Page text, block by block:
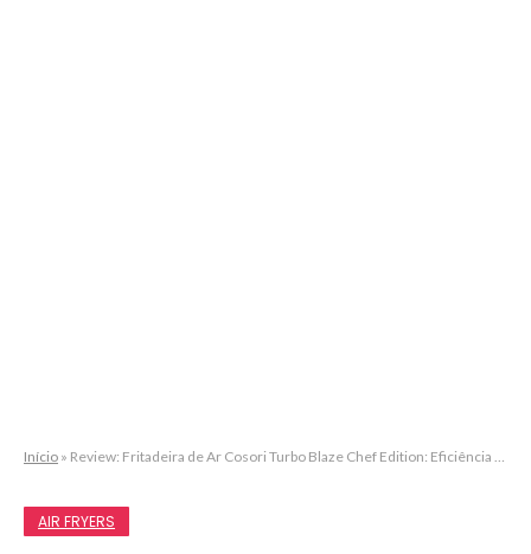
Início » Review: Fritadeira de Ar Cosori Turbo Blaze Chef Edition: Eficiência e Inovação na Cozinha
AIR FRYERS